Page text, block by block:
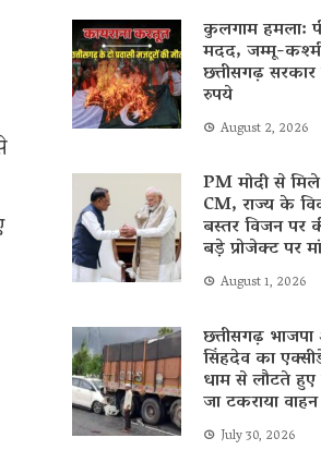
कुलगाम हमला:
मदद, जम्मू-
छत्तीसगढ़
रुपये
August 2, 2026
PM मोदी से
CM, राज्य के
बस्तर विजन पर
बड़े प्रोजेक्ट पर
August 1, 2026
छत्तीसगढ़
सिंहदेव का
धाम से लौटते
जा टकराया वाहन
July 30, 2026